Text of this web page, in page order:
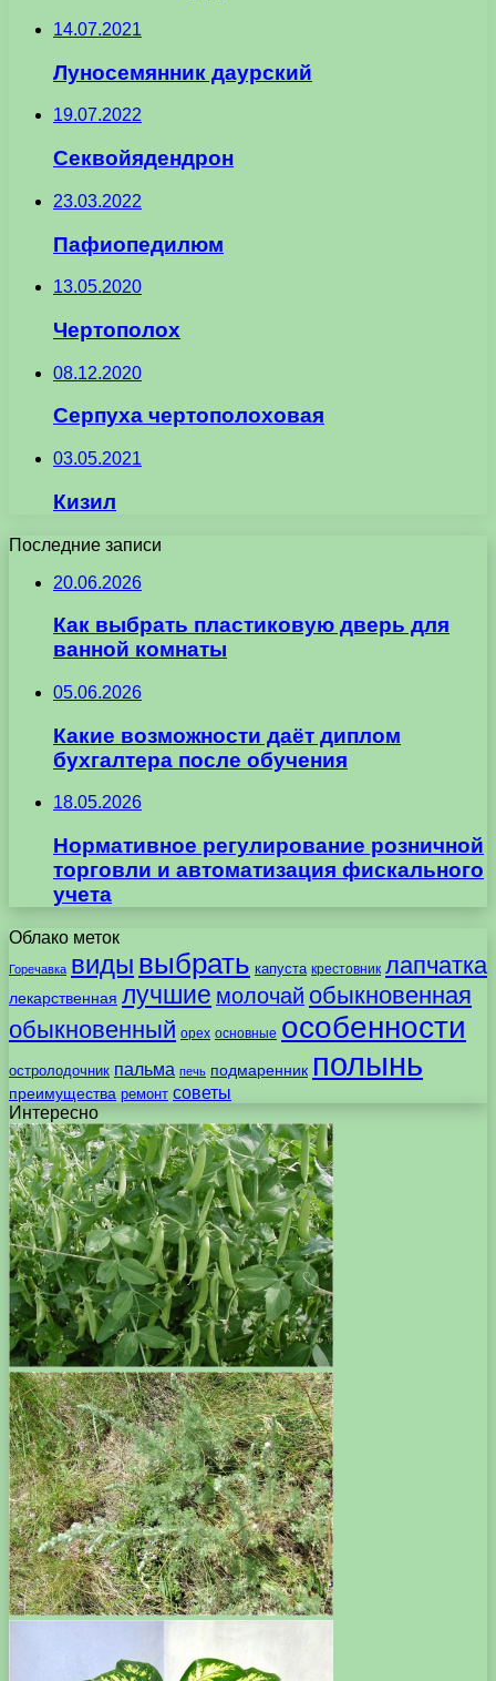
14.07.2021
Луносемянник даурский
19.07.2022
Секвойядендрон
23.03.2022
Пафиопедилюм
13.05.2020
Чертополох
08.12.2020
Серпуха чертополоховая
03.05.2021
Кизил
Последние записи
20.06.2026
Как выбрать пластиковую дверь для
ванной комнаты
05.06.2026
Какие возможности даёт диплом
бухгалтера после обучения
18.05.2026
Нормативное регулирование розничной
торговли и автоматизация фискального
учета
Облако меток
Горечавка виды выбрать капуста крестовник лапчатка
лекарственная лучшие молочай обыкновенная
обыкновенный орех основные особенности
остролодочник пальма печь подмаренник полынь
преимущества ремонт советы
Интересно